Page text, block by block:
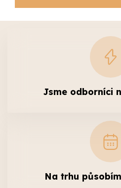
Jsme odborníci
Na trhu